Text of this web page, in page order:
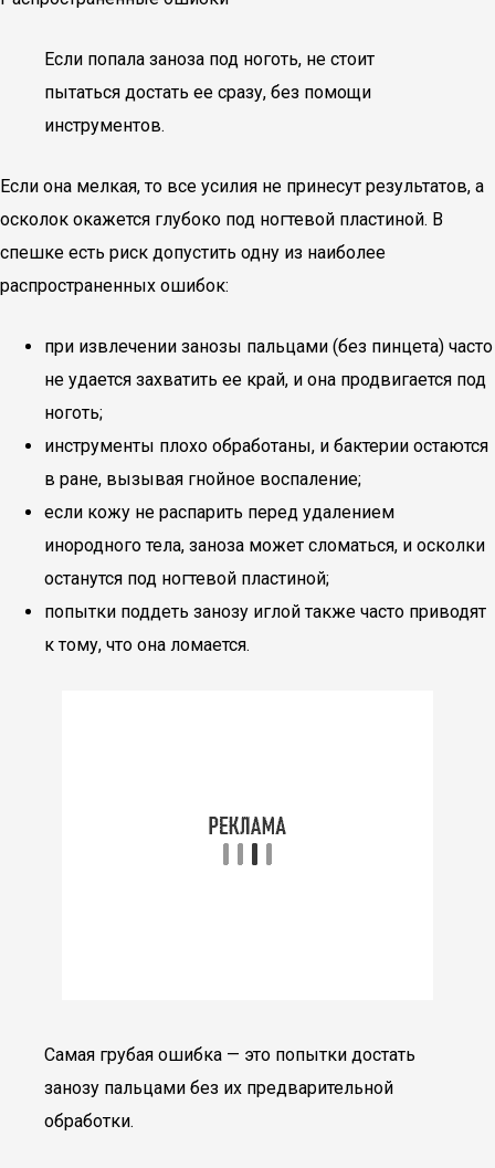
Если попала заноза под ноготь, не стоит
пытаться достать ее сразу, без помощи
инструментов.
Если она мелкая, то все усилия не принесут результатов, а
осколок окажется глубоко под ногтевой пластиной. В
спешке есть риск допустить одну из наиболее
распространенных ошибок:
при извлечении занозы пальцами (без пинцета) часто
не удается захватить ее край, и она продвигается под
ноготь;
инструменты плохо обработаны, и бактерии остаются
в ране, вызывая гнойное воспаление;
если кожу не распарить перед удалением
инородного тела, заноза может сломаться, и осколки
останутся под ногтевой пластиной;
попытки поддеть занозу иглой также часто приводят
к тому, что она ломается.
Самая грубая ошибка — это попытки достать
занозу пальцами без их предварительной
обработки.